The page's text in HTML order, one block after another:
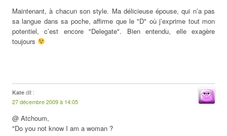
Maintenant, à chacun son style. Ma délicieuse épouse, qui n’a pas
sa langue dans sa poche, affirme que le "D" où j’exprime tout mon
potentiel, c’est encore "Delegate". Bien entendu, elle exagère
toujours
Kate dit :
27 décembre 2009 à 14:05
@ Atchoum,
"Do you not know I am a woman ?